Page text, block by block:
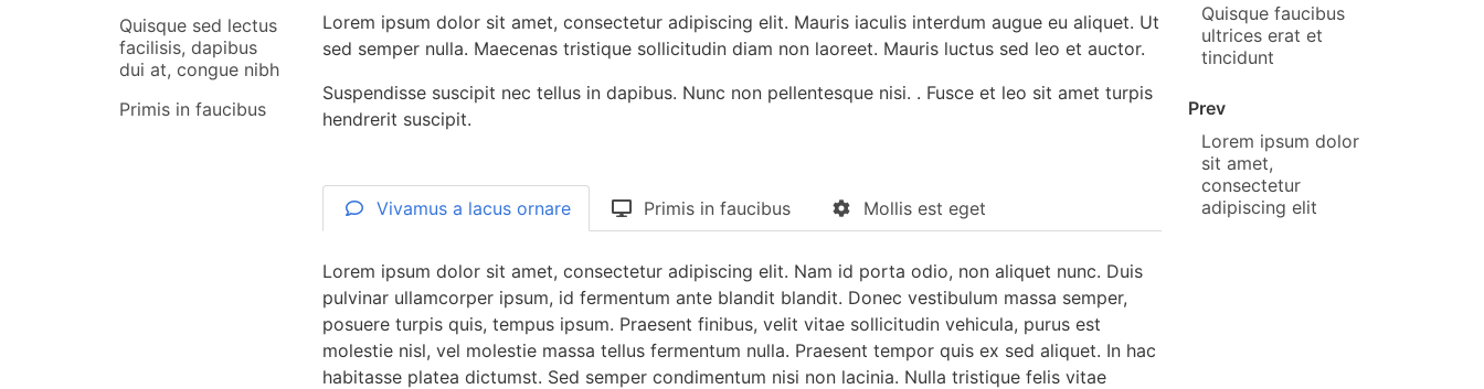
Quisque sed lectus
facilisis, dapibus
dui at, congue nibh
Primis in faucibus
Lorem ipsum dolor sit amet, consectetur adipiscing elit. Mauris iaculis interdum augue eu aliquet. Ut
sed semper nulla. Maecenas tristique sollicitudin diam non laoreet. Mauris luctus sed leo et auctor.
Suspendisse suscipit nec tellus in dapibus. Nunc non pellentesque nisi. . Fusce et leo sit amet turpis
hendrerit suscipit.
Vivamus a lacus ornare Primis in faucibus Mollis est eget
Lorem ipsum dolor sit amet, consectetur adipiscing elit. Nam id porta odio, non aliquet nunc. Duis
pulvinar ullamcorper ipsum, id fermentum ante blandit blandit. Donec vestibulum massa semper,
posuere turpis quis, tempus ipsum. Praesent finibus, velit vitae sollicitudin vehicula, purus est
molestie nisl, vel molestie massa tellus fermentum nulla. Praesent tempor quis ex sed aliquet. In hac
habitasse platea dictumst. Sed semper condimentum nisi non lacinia. Nulla tristique felis vitae
Quisque faucibus
ultrices erat et
tincidunt
Prev
Lorem ipsum dolor
sit amet,
consectetur
adipiscing elit